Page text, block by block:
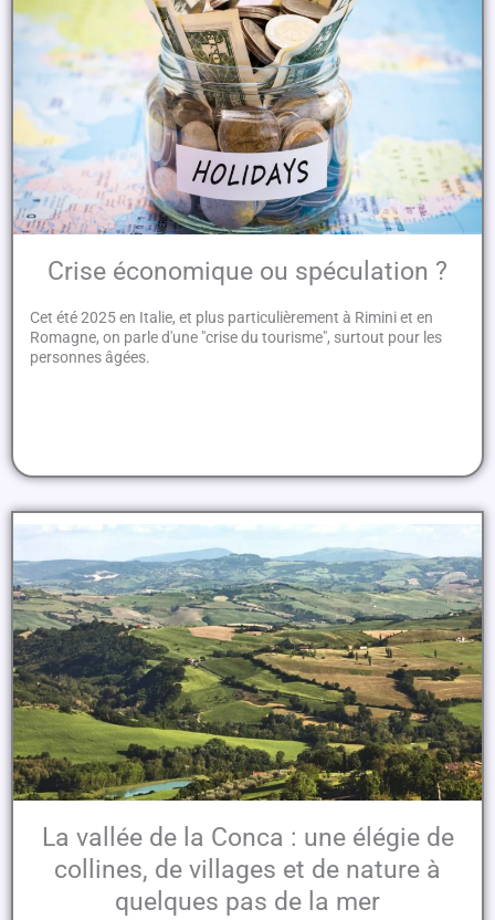
Crise économique ou spéculation ?
Cet été 2025 en Italie, et plus particulièrement à Rimini et en
Romagne, on parle d'une "crise du tourisme", surtout pour les
personnes âgées.
La vallée de la Conca : une élégie de
collines, de villages et de nature à
quelques pas de la mer